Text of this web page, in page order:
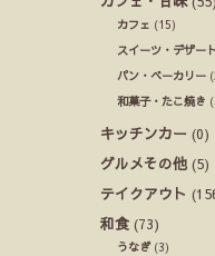
カフェ (15)
スイーツ・デザー
パン・ベーカリー
和菓子・たこ焼き
キッチンカー (0)
グルメその他 (5)
テイクアウト
和食 (73)
うなぎ(3)